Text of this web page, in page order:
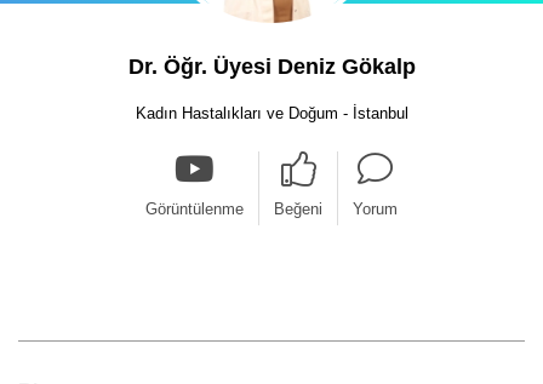
Dr. Öğr. Üyesi Deniz Gökalp
Kadın Hastalıkları ve Doğum - İstanbul
Görüntülenme Beğeni Yorum